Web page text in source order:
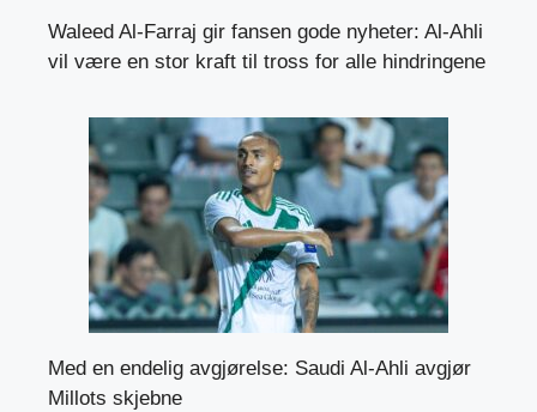
Waleed Al-Farraj gir fansen gode nyheter: Al-Ahli
vil være en stor kraft til tross for alle hindringene
Med en endelig avgjørelse: Saudi Al-Ahli avgjør
Millots skjebne